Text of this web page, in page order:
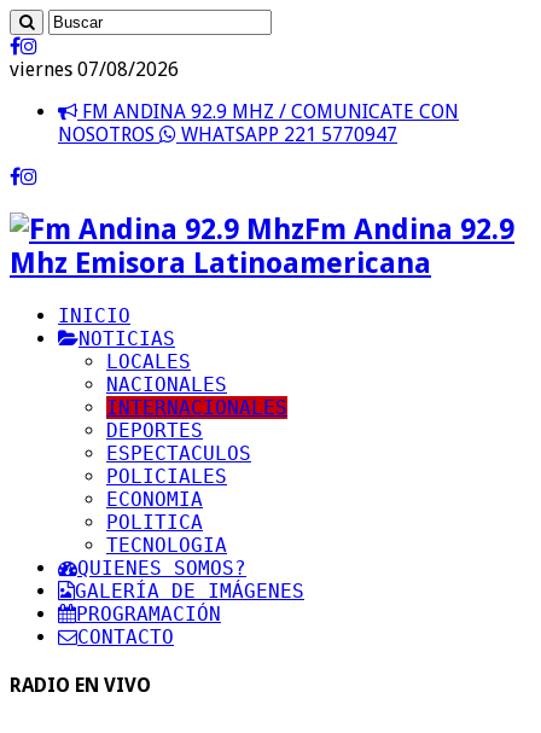
viernes 07/08/2026
FM ANDINA 92.9 MHZ / COMUNICATE CON
NOSOTROS
WHATSAPP 221 5770947
Fm Andina 92.9
Mhz Emisora Latinoamericana
INICIO
NOTICIAS
LOCALES
NACIONALES
INTERNACIONALES
DEPORTES
ESPECTACULOS
POLICIALES
ECONOMIA
POLITICA
TECNOLOGIA
QUIENES SOMOS?
GALERÍA DE IMÁGENES
PROGRAMACIÓN
CONTACTO
RADIO EN VIVO